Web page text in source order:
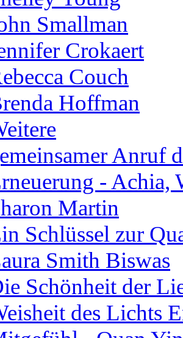
Smallman
Crokaert
Couch
Hoffman
Anruf
- Achia,
Martin
Schlüssel zur
Smith Biswas
Schönheit der
des Lichts